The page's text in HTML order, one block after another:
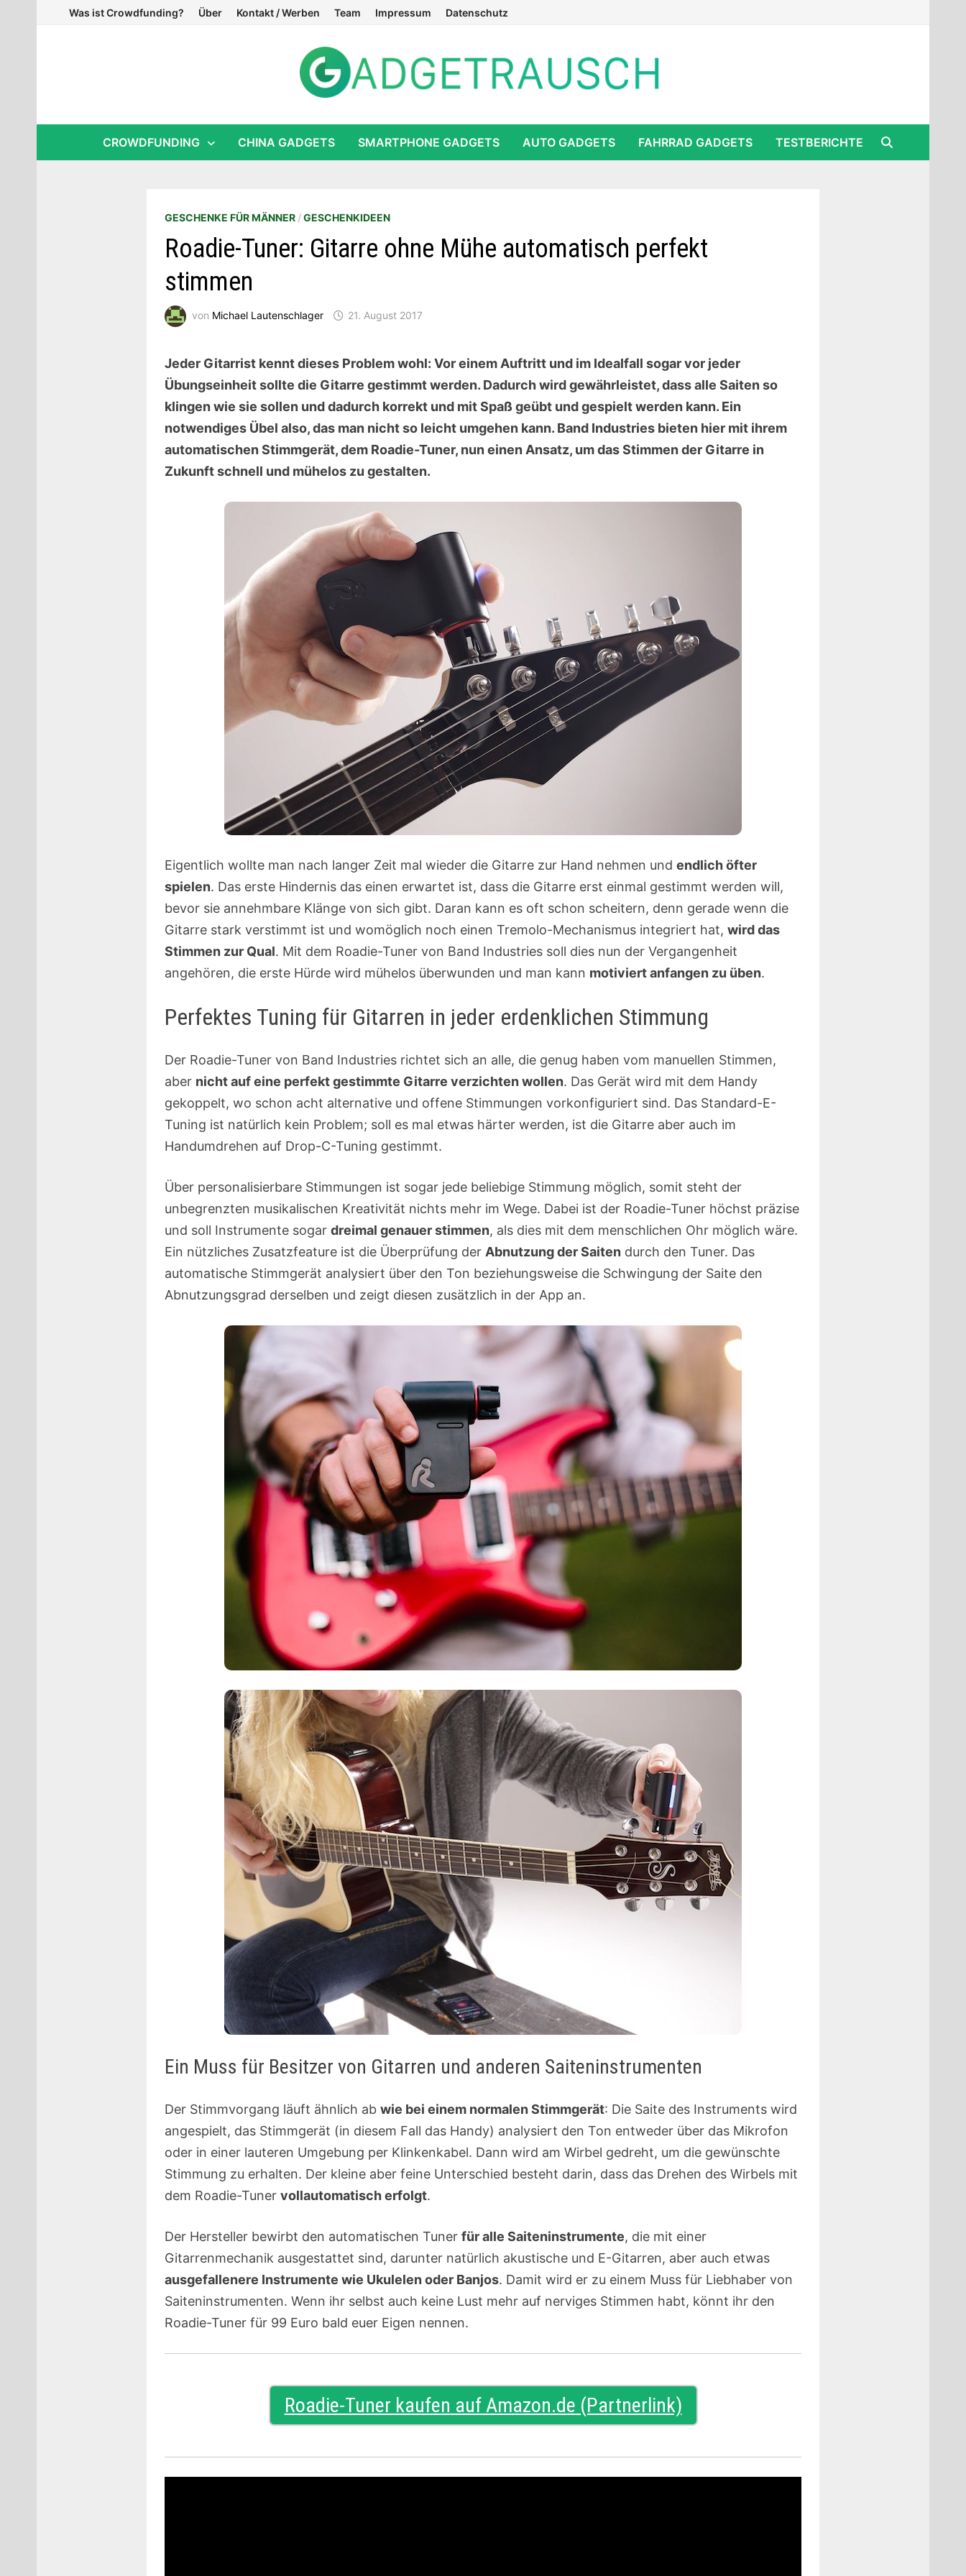
Was ist Crowdfunding? Über Kontakt / Werben Team Impressum Datenschutz
CROWDFUNDING CHINA GADGETS SMARTPHONE GADGETS AUTO GADGETS FAHRRAD GADGETS TESTBERICHTE
GESCHENKE FÜR MÄNNER/GESCHENKIDEEN
Roadie-Tuner: Gitarre ohne Mühe automatisch perfekt
stimmen
von Michael Lautenschlager 21. August 2017
Jeder Gitarrist kennt dieses Problem wohl: Vor einem Auftritt und im Idealfall sogar vor jeder
Übungseinheit sollte die Gitarre gestimmt werden. Dadurch wird gewährleistet, dass alle Saiten so
klingen wie sie sollen und dadurch korrekt und mit Spaß geübt und gespielt werden kann. Ein
notwendiges Übel also, das man nicht so leicht umgehen kann. Band Industries bieten hier mit ihrem
automatischen Stimmgerät, dem Roadie-Tuner, nun einen Ansatz, um das Stimmen der Gitarre in
Zukunft schnell und mühelos zu gestalten.
Eigentlich wollte man nach langer Zeit mal wieder die Gitarre zur Hand nehmen und endlich öfter
spielen. Das erste Hindernis das einen erwartet ist, dass die Gitarre erst einmal gestimmt werden will,
bevor sie annehmbare Klänge von sich gibt. Daran kann es oft schon scheitern, denn gerade wenn die
Gitarre stark verstimmt ist und womöglich noch einen Tremolo-Mechanismus integriert hat, wird das
Stimmen zur Qual. Mit dem Roadie-Tuner von Band Industries soll dies nun der Vergangenheit
angehören, die erste Hürde wird mühelos überwunden und man kann motiviert anfangen zu üben.
Perfektes Tuning für Gitarren in jeder erdenklichen Stimmung
Der Roadie-Tuner von Band Industries richtet sich an alle, die genug haben vom manuellen Stimmen,
aber nicht auf eine perfekt gestimmte Gitarre verzichten wollen. Das Gerät wird mit dem Handy
gekoppelt, wo schon acht alternative und offene Stimmungen vorkonfiguriert sind. Das Standard-E-
Tuning ist natürlich kein Problem; soll es mal etwas härter werden, ist die Gitarre aber auch im
Handumdrehen auf Drop-C-Tuning gestimmt.
Über personalisierbare Stimmungen ist sogar jede beliebige Stimmung möglich, somit steht der
unbegrenzten musikalischen Kreativität nichts mehr im Wege. Dabei ist der Roadie-Tuner höchst präzise
und soll Instrumente sogar dreimal genauer stimmen, als dies mit dem menschlichen Ohr möglich wäre.
Ein nützliches Zusatzfeature ist die Überprüfung der Abnutzung der Saiten durch den Tuner. Das
automatische Stimmgerät analysiert über den Ton beziehungsweise die Schwingung der Saite den
Abnutzungsgrad derselben und zeigt diesen zusätzlich in der App an.
Ein Muss für Besitzer von Gitarren und anderen Saiteninstrumenten
Der Stimmvorgang läuft ähnlich ab wie bei einem normalen Stimmgerät: Die Saite des Instruments wird
angespielt, das Stimmgerät (in diesem Fall das Handy) analysiert den Ton entweder über das Mikrofon
oder in einer lauteren Umgebung per Klinkenkabel. Dann wird am Wirbel gedreht, um die gewünschte
Stimmung zu erhalten. Der kleine aber feine Unterschied besteht darin, dass das Drehen des Wirbels mit
dem Roadie-Tuner vollautomatisch erfolgt.
Der Hersteller bewirbt den automatischen Tuner für alle Saiteninstrumente, die mit einer
Gitarrenmechanik ausgestattet sind, darunter natürlich akustische und E-Gitarren, aber auch etwas
ausgefallenere Instrumente wie Ukulelen oder Banjos. Damit wird er zu einem Muss für Liebhaber von
Saiteninstrumenten. Wenn ihr selbst auch keine Lust mehr auf nerviges Stimmen habt, könnt ihr den
Roadie-Tuner für 99 Euro bald euer Eigen nennen.
Roadie-Tuner kaufen